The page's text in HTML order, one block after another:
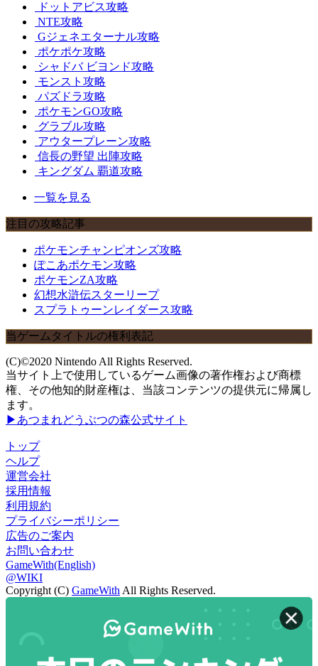
ドットアビス攻略
NTE攻略
Gジェネエターナル攻略
ポケポケ攻略
シャドバ ビヨンド攻略
モンスト攻略
パズドラ攻略
ポケモンGO攻略
グラブル攻略
アウタープレーン攻略
信長の野望 出陣攻略
キングダム 覇道攻略
一覧を見る
注目の攻略記事
ポケモンチャンピオンズ攻略
ぽこあポケモン攻略
ポケモンZA攻略
幻想水滸伝スターリープ
スプラトゥーンレイダース攻略
当ゲームタイトルの権利表記
(C)©2020 Nintendo All Rights Reserved.
当サイト上で使用しているゲーム画像の著作権および商標
権、その他知的財産権は、当該コンテンツの提供元に帰属し
ます。
▶あつまれどうぶつの森公式サイト
トップ
ヘルプ
運営会社
採用情報
利用規約
プライバシーポリシー
広告のご案内
お問い合わせ
GameWith(English)
@WIKI
Copyright (C) GameWithAll Rights Reserved.